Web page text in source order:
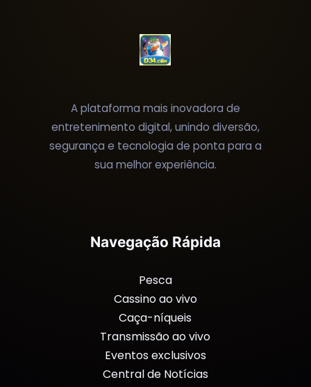
A plataforma mais inovadora de
entretenimento digital, unindo diversão,
segurança e tecnologia de ponta para a
sua melhor experiência.
Navegação Rápida
Pesca
Cassino ao vivo
Caça-níqueis
Transmissão ao vivo
Eventos exclusivos
Central de Notícias